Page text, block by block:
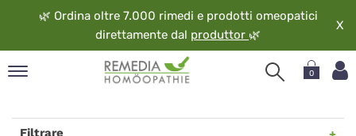
🌿 Ordina oltre 7.000 rimedi e prodotti omeopatici
direttamente dal produttor 🌿
X
0
Filtrare